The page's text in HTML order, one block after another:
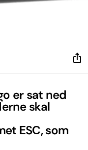
er sat ned
skal
ESC, som